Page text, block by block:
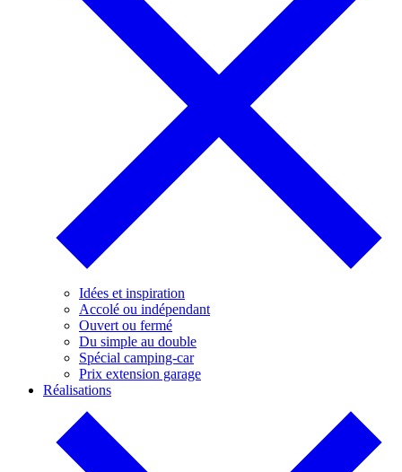
Idées et inspiration
Accolé ou indépendant
Ouvert ou fermé
Du simple au double
Spécial camping-car
Prix extension garage
Réalisations